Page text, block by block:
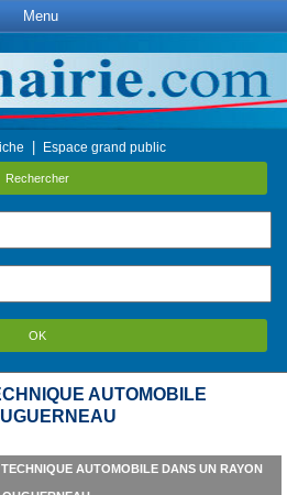
Menu
Espace grand public
Rechercher
OK
AUTOMOBILE
AUTOMOBILE DANS UN RAYON